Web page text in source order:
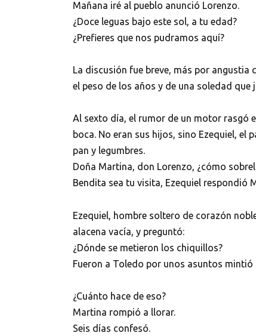
Mañana iré al pueblo anunció Lorenzo.
¿Doce leguas bajo este sol, a tu edad?
¿Prefieres que nos pudramos aquí?
La discusión fue breve, más por
el peso de los años y de una soledad que
Al sexto día, el rumor de un motor rasgó
boca. No eran sus hijos, sino Ezequiel,
pan y legumbres.
Doña Martina, don Lorenzo, ¿cómo
Bendita sea tu visita, Ezequiel respondió
Ezequiel, hombre soltero de corazón
alacena vacía, y preguntó:
¿Dónde se metieron los chiquillos?
Fueron a Toledo por unos asuntos mintió
¿Cuánto hace de eso?
Martina rompió a llorar.
Seis días confesó.